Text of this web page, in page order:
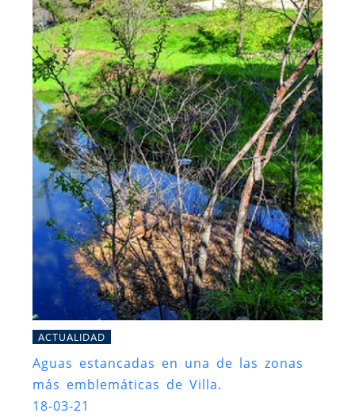
ACTUALIDAD
Aguas estancadas en una de las zonas
más emblemáticas de Villa.
18-03-21